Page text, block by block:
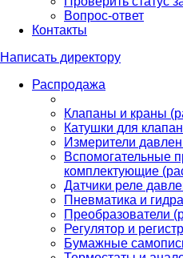
Вопрос-ответ
Контакты
Написать директору
Распродажа
Клапаны и краны
Катушки для
Измерители
Вспомогательные
комплектующие
Датчики реле
Пневматика и
Преобразователи
Регулятор и
Бумажные